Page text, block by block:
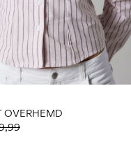
OVERHEMD